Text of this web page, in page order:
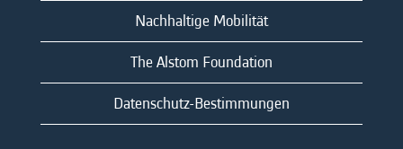
Nachhaltige Mobilität
The Alstom Foundation
Datenschutz-Bestimmungen